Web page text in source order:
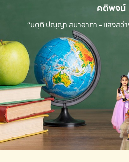
คติพจน์
“นตฺถิ ปณฺญา สมาอาภา - แสงสว่